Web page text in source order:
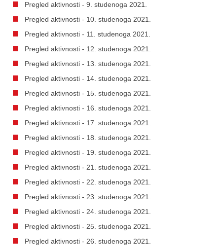
Pregled aktivnosti - 9. studenoga 2021.
Pregled aktivnosti - 10. studenoga 2021.
Pregled aktivnosti - 11. studenoga 2021.
Pregled aktivnosti - 12. studenoga 2021.
Pregled aktivnosti - 13. studenoga 2021.
Pregled aktivnosti - 14. studenoga 2021.
Pregled aktivnosti - 15. studenoga 2021.
Pregled aktivnosti - 16. studenoga 2021.
Pregled aktivnosti - 17. studenoga 2021.
Pregled aktivnosti - 18. studenoga 2021.
Pregled aktivnosti - 19. studenoga 2021.
Pregled aktivnosti - 21. studenoga 2021.
Pregled aktivnosti - 22. studenoga 2021.
Pregled aktivnosti - 23. studenoga 2021.
Pregled aktivnosti - 24. studenoga 2021.
Pregled aktivnosti - 25. studenoga 2021.
Pregled aktivnosti - 26. studenoga 2021.